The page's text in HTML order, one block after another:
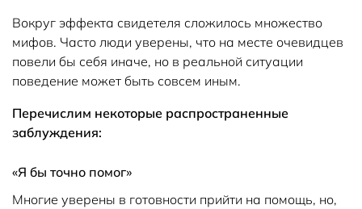
Вокруг эффекта свидетеля сложилось множество
мифов. Часто люди уверены, что на месте очевидцев
повели бы себя иначе, но в реальной ситуации
поведение может быть совсем иным.
Перечислим некоторые распространенные
заблуждения:
«Я бы точно помог»
Многие уверены в готовности прийти на помощь, но,